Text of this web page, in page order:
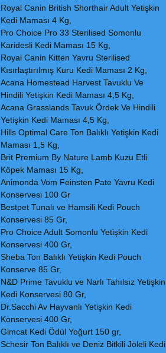
Royal Canin British Shorthair Adult Yetişkin
Kedi Maması 4 Kg,
Pro Choice Pro 33 Sterilised Somonlu
Karidesli Kedi Maması 15 Kg,
Royal Canin Kitten Yavru Sterilised
Kısırlaştırılmış Kuru Kedi Maması 2 Kg,
Acana Homestead Harvest Tavuklu Ve
Hindili Yetişkin Kedi Maması 4,5 Kg,
Acana Grasslands Tavuk Ördek Ve Hindili
Yetişkin Kedi Maması 4,5 Kg,
Hills Optimal Care Ton Balıklı Yetişkin Kedi
Maması 1,5 Kg,
Brit Premium By Nature Lamb Kuzu Etli
Köpek Maması 15 Kg,
Animonda Vom Feinsten Pate Yavru Kedi
Konservesi 100 Gr
Bestpet Tunalı ve Hamsili Kedi Pouch
Konservesi 85 Gr,
Pro Choice Adult Somonlu Yetişkin Kedi
Konservesi 400 Gr,
Sheba Ton Balıklı Yetişkin Kedi Pouch
Konserve 85 Gr,
N&D Prime Tavuklu ve Narlı Tahılsız Yetişkin
Kedi Konservesi 80 Gr,
Dr.Sacchi Av Hayvanlı Yetişkin Kedi
Konservesi 400 Gr,
Gimcat Kedi Ödül Yoğurt 150 gr,
Schesir Ton Balıklı ve Deniz Bitkili Jöleli Kedi